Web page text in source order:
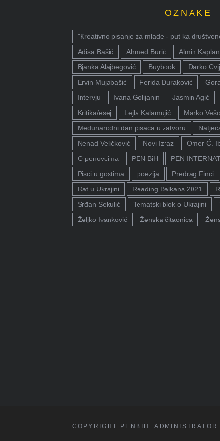
OZNAKE
"Kreativno pisanje za mlade - put ka
Adisa Bašić
Ahmed Burić Almin Kaplan
Bjanka Alajbegović
Buybook Darko
Ervin Mujabašić
Ferida Duraković
Intervju
Ivana Golijanin Jasmin Agić
Kritika/esej
Lejla Kalamujić Marko
Međunarodni dan pisaca u zatvoru
Nenad Veličković
Novi Izraz
Omer Ć.
O penovcima
PEN BiH
PEN
Pisci u gostima
poezija Predrag Finci
Rat u Ukrajini
Reading Balkans 2021
Srđan Sekulić
Tematski blok o Ukrajini
Željko Ivanković
Ženska čitaonica
COPYRIGHT PENBIH.